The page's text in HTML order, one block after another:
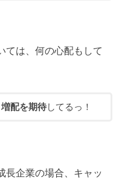
ては、何の心配もして
増配を期待してるっ！
長企業の場合、キャッ